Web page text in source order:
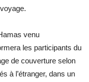
venu
les participants du
de couverture selon
à l’étranger, dans un